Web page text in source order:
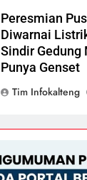
Peresmian
Diwarnai
Sindir Gedung
Punya Genset
Tim Infokalteng